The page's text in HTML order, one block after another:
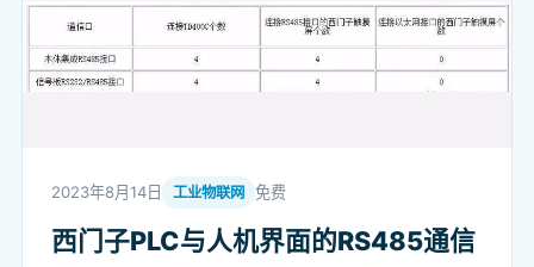
2023年8月14日 工业物联网 免费
西门子PLC与人机界面的RS485通信